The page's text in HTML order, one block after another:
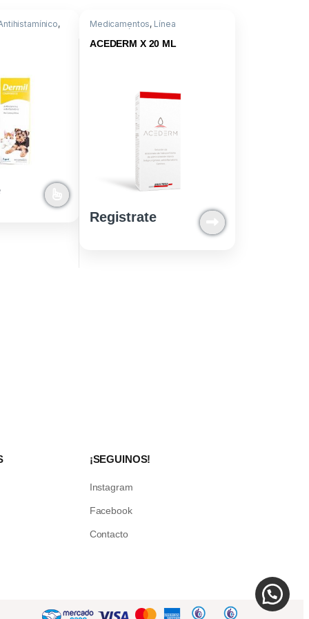
,
Medicamentos, Línea
Dermatológica
aceponato
ACEDERM X 20 ML
Registrate
¡SEGUINOS!
Instagram
Facebook
Contacto